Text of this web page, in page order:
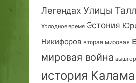
Легендах Улицы
Холодное время Эстония
Никифоров вторая мировая
мировая война
история